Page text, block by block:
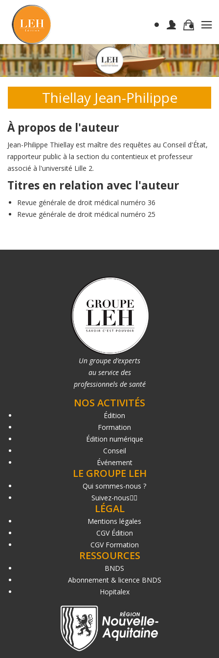
Thiellay Jean-Philippe
À propos de l'auteur
Jean-Philippe Thiellay est maître des requêtes au Conseil d'État,
rapporteur public à la section du contentieux et professeur
associé à l'université Lille 2.
Titres en relation avec l'auteur
Revue générale de droit médical numéro 36
Revue générale de droit médical numéro 25
Un groupe d’experts
au service des
professionnels de santé
NOS ACTIVITÉS
Édition
Formation
Édition numérique
Conseil
Événement
LE GROUPE LEH
Qui sommes-nous ?
Suivez-nous
LÉGAL
Mentions légales
CGV Édition
CGV Formation
RESSOURCES
BNDS
Abonnement & licence BNDS
Hopitalex